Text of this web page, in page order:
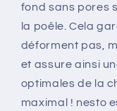
fond sans pores
la poêle. Cela
déforment pas,
et assure ainsi
optimales de la
maximal ! nesto